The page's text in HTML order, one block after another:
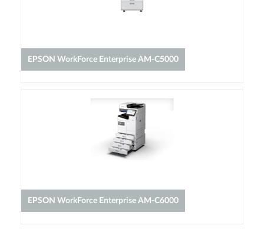
EPSON WorkForce Enterprise AM-C5000
EPSON WorkForce Enterprise AM-C6000